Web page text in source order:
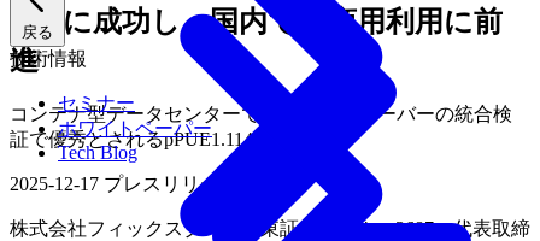
戻る
技術情報
セミナー
ホワイトペーパー
Tech Blog
PoCに成功し、国内での商用利用に前
進
コンテナ型データセンターでの水冷GPUサーバーの統合検
証で優秀とされるpPUE1.114を記録
2025-12-17 プレスリリース
株式会社フィックスターズ（東証プライム：3687、代表取締